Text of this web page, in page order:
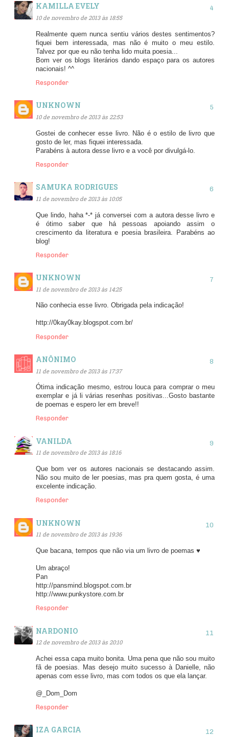
KAMILLA EVELY
10 de novembro de 2013 às 18:55
Realmente quem nunca sentiu vários destes sentimentos?
fiquei bem interessada, mas não é muito o meu estilo.
Talvez por que eu não tenha lido muita poesia...
Bom ver os blogs literários dando espaço para os autores
nacionais! ^^
Responder
UNKNOWN
10 de novembro de 2013 às 22:53
Gostei de conhecer esse livro. Não é o estilo de livro que
gosto de ler, mas fiquei interessada.
Parabéns à autora desse livro e a você por divulgá-lo.
Responder
SAMUKA RODRIGUES
11 de novembro de 2013 às 10:05
Que lindo, haha *-* já conversei com a autora desse livro e
é ótimo saber que há pessoas apoiando assim o
crescimento da literatura e poesia brasileira. Parabéns ao
blog!
Responder
UNKNOWN
11 de novembro de 2013 às 14:25
Não conhecia esse livro. Obrigada pela indicação!
http://0kay0kay.blogspot.com.br/
Responder
ANÔNIMO
11 de novembro de 2013 às 17:37
Ótima indicação mesmo, estrou louca para comprar o meu
exemplar e já li várias resenhas positivas...Gosto bastante
de poemas e espero ler em breve!!
Responder
VANILDA
11 de novembro de 2013 às 18:16
Que bom ver os autores nacionais se destacando assim.
Não sou muito de ler poesias, mas pra quem gosta, é uma
excelente indicação.
Responder
UNKNOWN
11 de novembro de 2013 às 19:36
Que bacana, tempos que não via um livro de poemas ♥
Um abraço!
Pan
http://pansmind.blogspot.com.br
http://www.punkystore.com.br
Responder
NARDONIO
12 de novembro de 2013 às 20:10
Achei essa capa muito bonita. Uma pena que não sou muito
fã de poesias. Mas desejo muito sucesso à Danielle, não
apenas com esse livro, mas com todos os que ela lançar.
@_Dom_Dom
Responder
IZA GARCIA